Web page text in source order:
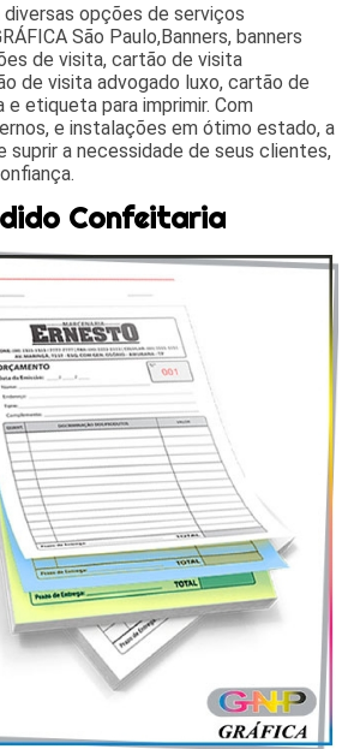
opções de serviços
São Paulo,Banners, banners
de visita, cartão de visita
de visita advogado luxo, cartão de
etiqueta para imprimir. Com
e instalações em ótimo estado, a
suprir a necessidade de seus clientes,
Confeitaria